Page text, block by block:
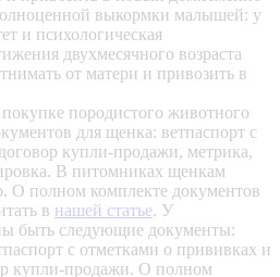
выкормки малышей: у
и психологическая
двухмесячного возраста
от матери и привозить в
породистого животного
для щенка: ветпаспорт с
купли-продажи, метрика,
В питомниках щенкам
О полном комплекте документов
в нашей статье. У
быть следующие документы:
с отметками о прививках и
купли-продажи. О полном